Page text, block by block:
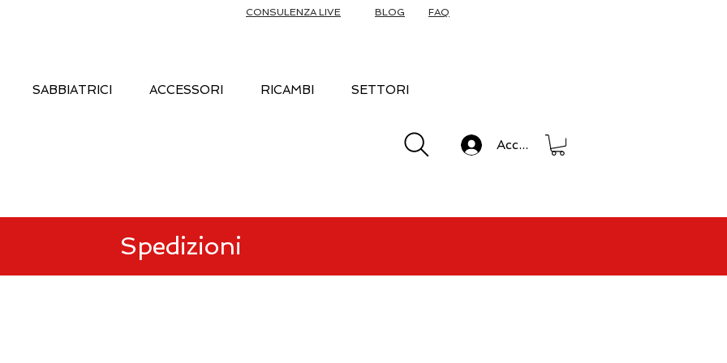
SABBIATRICI ACCESSORI RICAMBI SETTORI
Accedi
BLOG
CONSULENZA LIVE FAQ
Spedizioni